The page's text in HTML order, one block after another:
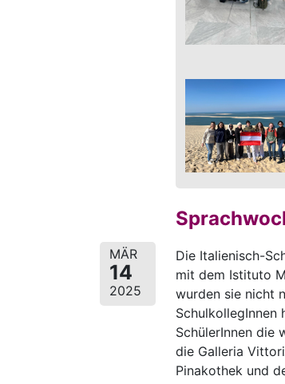
MÄR
14
2025
Die Italienisch-
mit dem Istituto
wurden sie nicht
SchulkollegInnen
SchülerInnen die
die Galleria
Pinakothek und